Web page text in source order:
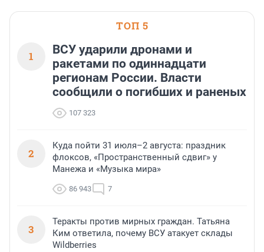
или готовый арендный бизнес —
успех сделки зависит от правильного
ТОП 5
1
ВСУ ударили дронами и
ракетами по одиннадцати
регионам России. Власти
сообщили о погибших и раненых
107 323
2
Куда пойти 31 июля–2 августа: праздник
флоксов, «Пространственный сдвиг» у
Манежа и «Музыка мира»
86 943 7
3
Теракты против мирных граждан. Татьяна
Ким ответила, почему ВСУ атакует склады
Wildberries